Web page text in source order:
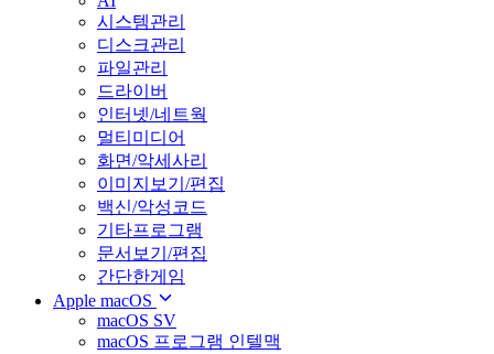
시스템관리
디스크관리
파일관리
드라이버
인터넷/네트웍
멀티미디어
화면/악세사리
이미지보기/편집
백신/악성코드
기타프로그램
문서보기/편집
간단한게임
Apple macOS
macOS SV
macOS 프로그램 인텔맥